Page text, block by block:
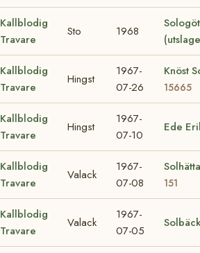
Kallblodig
Travare
Sto 1968
Kallblodig
Travare
Hingst
1967-
07-26
Knöst
15665
Kallblodig
Travare
Hingst
1967-
07-10
Ede
Kallblodig
Travare
Valack
1967-
07-08
151
Kallblodig
Travare
Valack
1967-
07-05